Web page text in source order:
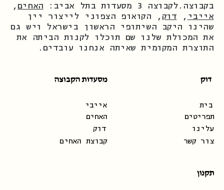
בקבוצה.לקבוצה 3 מסעדות בתל אביב:
האחים
אייבי
דוק , הקואופ הצפוני לייצור יין
שהינו היקב השיתופי הראשון בישראל ויש גם
את המכולת שלנו שם תוכלו לקנות הביתה את
התוצרת המקומית שאיתה אנחנו עובדים.
דוק
בית
עלינו
צור קשר
מסעדות הקבוצה
קבוצת האחים
תקנון